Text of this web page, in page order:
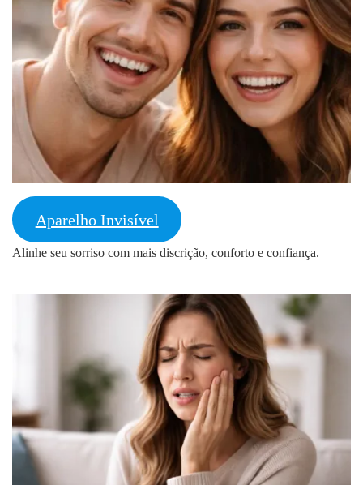
Aparelho Invisível
Alinhe seu sorriso com mais discrição, conforto e confiança.